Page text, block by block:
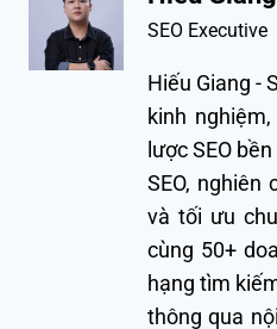
SEO Executive
Hiếu Giang -
kinh
lược SEO
SEO, nghiên
và tối ưu
cùng 50+
hạng tìm
thông qua